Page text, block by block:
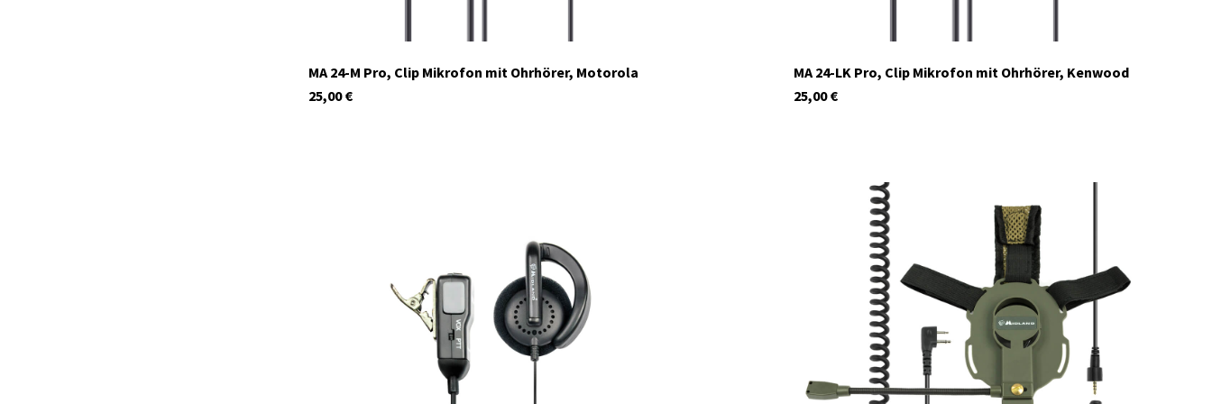
momentan nicht auf Lager
MA 24-M Pro, Clip Mikrofon mit Ohrhörer, Motorola
€
25,00
Auf Lager
MA 24-LK Pro, Clip Mikrofon mit Ohrhörer, Kenwood
€
25,00